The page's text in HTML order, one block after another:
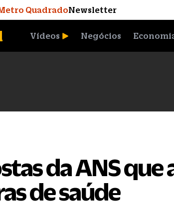
QuadradoNewsletter
Vídeos Negócios
da ANS que
de saúde